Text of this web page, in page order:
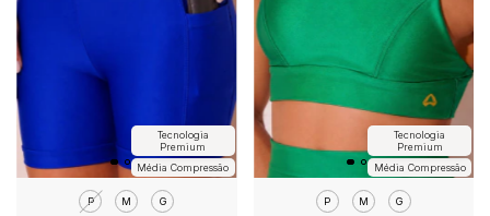
Média Compressão
Tecnologia
Premium
P M G
Média Compressão
Tecnologia
Premium
P M G